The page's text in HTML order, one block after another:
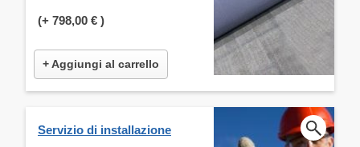
(+ 798,00 € )
+ Aggiungi al carrello
Servizio di installazione